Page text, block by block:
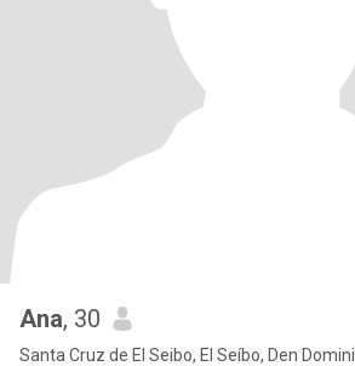
Ana, 30
Santa Cruz de El Seibo, El Seíbo, Den